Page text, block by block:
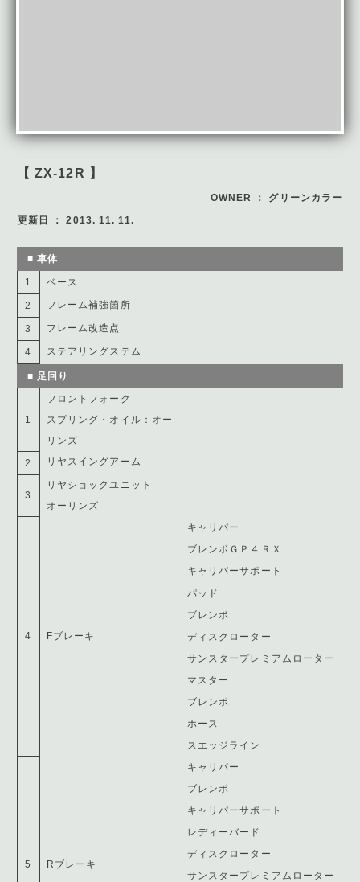
【 ZX-12R 】
OWNER ： グリーンカラー
更新日 ： 2013. 11. 11.
■ 車体
1 ベース
2 フレーム補強箇所
3 フレーム改造点
4 ステアリングステム
■ 足回り
1
フロントフォーク
スプリング・オイル：オー
リンズ
2
リヤスイングアーム
3
リヤショックユニット
オーリンズ
4 Fブレーキ
キャリパー
ブレンボＧＰ４ＲＸ
キャリパーサポート
パッド
ブレンボ
ディスクローター
サンスタープレミアムローター
マスター
ブレンボ
ホース
スエッジライン
5 Rブレーキ
キャリパー
ブレンボ
キャリパーサポート
レディーバード
ディスクローター
サンスタープレミアムローター